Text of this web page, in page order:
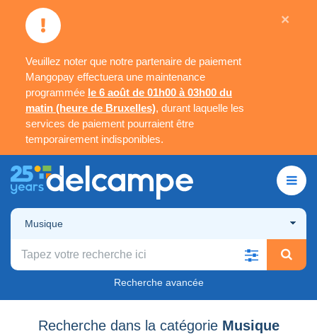
Veuillez noter que notre partenaire de paiement
Mangopay effectuera une maintenance
programmée le 6 août de 01h00 à 03h00 du
matin (heure de Bruxelles), durant laquelle les
services de paiement pourraient être
temporairement indisponibles.
×
Musique
Recherche avancée
Recherche dans la catégorie Musique